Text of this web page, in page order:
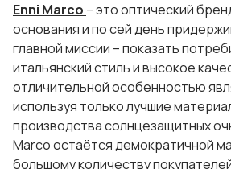
Enni Marco – это оптический
основания и по сей день
главной миссии – показать
итальянский стиль и высокое
отличительной особенностью
используя только лучшие
производства солнцезащитных
Marco остаётся демократичной
большому количеству